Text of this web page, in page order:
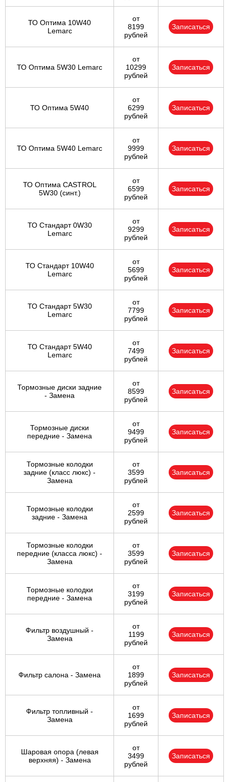
ТО Оптима 10W40
Lemarc
от
8199
рублей
Записаться
ТО Оптима 5W30 Lemarc
от
10299
рублей
Записаться
ТО Оптима 5W40
от
6299
рублей
Записаться
ТО Оптима 5W40 Lemarc
от
9999
рублей
Записаться
ТО Оптима CASTROL
5W30 (синт.)
от
6599
рублей
Записаться
ТО Стандарт 0W30
Lemarc
от
9299
рублей
Записаться
ТО Стандарт 10W40
Lemarc
от
5699
рублей
Записаться
ТО Стандарт 5W30
Lemarc
от
7799
рублей
Записаться
ТО Стандарт 5W40
Lemarc
от
7499
рублей
Записаться
Тормозные диски задние
- Замена
от
8599
рублей
Записаться
Тормозные диски
передние - Замена
от
9499
рублей
Записаться
Тормозные колодки
задние (класс люкс) -
Замена
от
3599
рублей
Записаться
Тормозные колодки
задние - Замена
от
2599
рублей
Записаться
Тормозные колодки
передние (класса люкс) -
Замена
от
3599
рублей
Записаться
Тормозные колодки
передние - Замена
от
3199
рублей
Записаться
Фильтр воздушный -
Замена
от
1199
рублей
Записаться
Фильтр салона - Замена
от
1899
рублей
Записаться
Фильтр топливный -
Замена
от
1699
рублей
Записаться
Шаровая опора (левая
верхняя) - Замена
от
3499
рублей
Записаться